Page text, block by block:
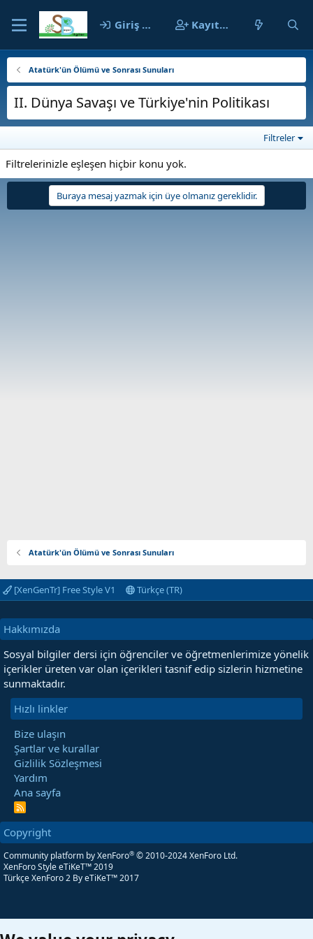
Giriş yap Kayıt ol
Atatürk'ün Ölümü ve Sonrası Sunuları
II. Dünya Savaşı ve Türkiye'nin Politikası
Filtreler
Filtrelerinizle eşleşen hiçbir konu yok.
Buraya mesaj yazmak için üye olmanız gereklidir.
Atatürk'ün Ölümü ve Sonrası Sunuları
[XenGenTr] Free Style V1 Türkçe (TR)
Hakkımızda
Sosyal bilgiler dersi için öğrenciler ve öğretmenlerimize yönelik
içerikler üreten var olan içerikleri tasnif edip sizlerin hizmetine
sunmaktadır.
Hızlı linkler
Bize ulaşın
Şartlar ve kurallar
Gizlilik Sözleşmesi
Yardım
Ana sayfa
R
S
Copyright
Community platform by XenForo® © 2010-2024 XenForo Ltd.
XenForo Style eTiKeT™ 2019
Türkçe XenForo 2 By eTiKeT™ 2017